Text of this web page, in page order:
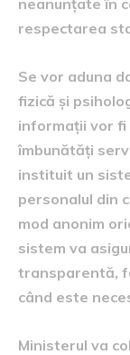
neanunțate în
respectarea
Se vor aduna
fizică și
informații vor
îmbunătăți
instituit un
personalul din
mod anonim
sistem va
transparentă,
când este
Ministerul va